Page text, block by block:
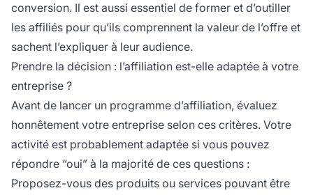
conversion. Il est aussi essentiel de former et d’outiller
les affiliés pour qu’ils comprennent la valeur de l’offre et
sachent l’expliquer à leur audience.
Prendre la décision : l’affiliation est-elle adaptée à votre
entreprise ?
Avant de lancer un programme d’affiliation, évaluez
honnêtement votre entreprise selon ces critères. Votre
activité est probablement adaptée si vous pouvez
répondre “oui” à la majorité de ces questions :
Proposez-vous des produits ou services pouvant être